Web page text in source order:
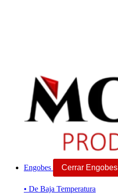
Engobes Cerrar Engobes
• De Baja Temperatura